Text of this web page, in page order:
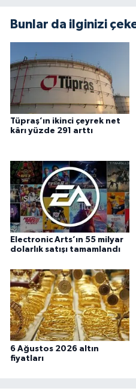
Bunlar da ilginizi
Tüpraş’ın ikinci çeyrek net
kârı yüzde 291 arttı
Electronic Arts’ın 55 milyar
dolarlık satışı tamamlandı
6 Ağustos 2026 altın
fiyatları